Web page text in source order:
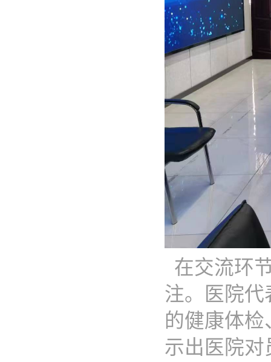
在交流环
注。医院
的健康体
示出医院